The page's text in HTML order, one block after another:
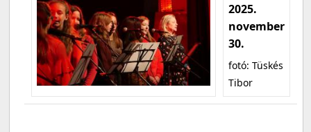
2025.
november
30.
fotó: Tüskés
Tibor